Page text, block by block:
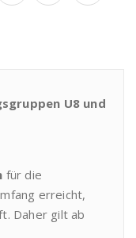
U8 und
für die
erreicht,
Daher gilt ab